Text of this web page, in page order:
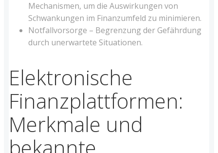
Mechanismen, um die Auswirkungen von
Schwankungen im Finanzumfeld zu minimieren.
Notfallvorsorge – Begrenzung der Gefährdung
durch unerwartete Situationen.
Elektronische
Finanzplattformen:
Merkmale und
bekannte